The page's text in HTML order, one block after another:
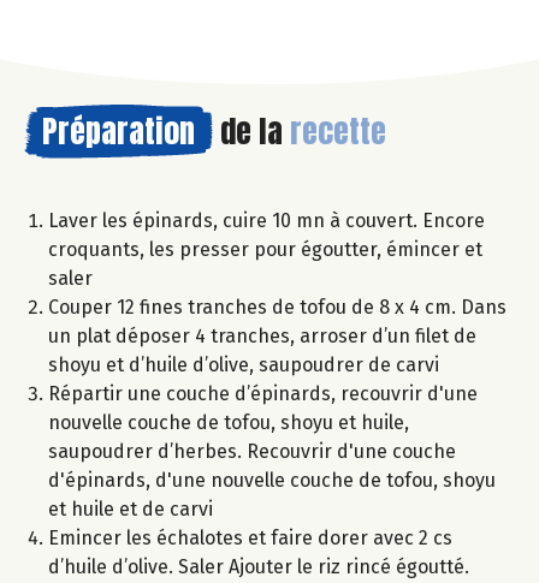
Préparation de la recette
Laver les épinards, cuire 10 mn à couvert. Encore
croquants, les presser pour égoutter, émincer et
saler
Couper 12 fines tranches de tofou de 8 x 4 cm. Dans
un plat déposer 4 tranches, arroser d’un filet de
shoyu et d’huile d’olive, saupoudrer de carvi
Répartir une couche d’épinards, recouvrir d'une
nouvelle couche de tofou, shoyu et huile,
saupoudrer d’herbes. Recouvrir d'une couche
d'épinards, d'une nouvelle couche de tofou, shoyu
et huile et de carvi
Emincer les échalotes et faire dorer avec 2 cs
d’huile d’olive. Saler Ajouter le riz rincé égoutté.